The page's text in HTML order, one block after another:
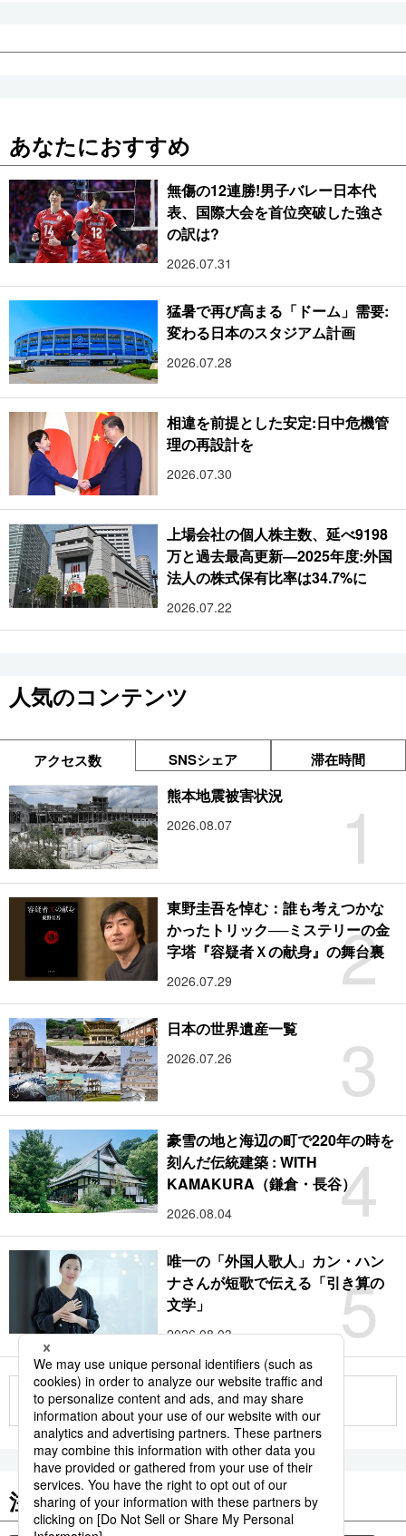
あなたにおすすめ
無傷の12連勝!男子バレー日本代
表、国際大会を首位突破した強さ
の訳は?
2026.07.31
猛暑で再び高まる「ドーム」需要:
変わる日本のスタジアム計画
2026.07.28
相違を前提とした安定:日中危機管
理の再設計を
2026.07.30
上場会社の個人株主数、延べ9198
万と過去最高更新―2025年度:外国
法人の株式保有比率は34.7%に
2026.07.22
人気のコンテンツ
アクセス数 SNSシェア 滞在時間
1
熊本地震被害状況
2026.08.07
2
東野圭吾を悼む：誰も考えつかな
かったトリック──ミステリーの金
字塔『容疑者Ｘの献身』の舞台裏
2026.07.29
3
日本の世界遺産一覧
2026.07.26
4
豪雪の地と海辺の町で220年の時を
刻んだ伝統建築 : WITH
KAMAKURA（鎌倉・長谷）
2026.08.04
5
唯一の「外国人歌人」カン・ハン
ナさんが短歌で伝える「引き算の
文学」
2026.08.03
もっと見る
注目のキーワード